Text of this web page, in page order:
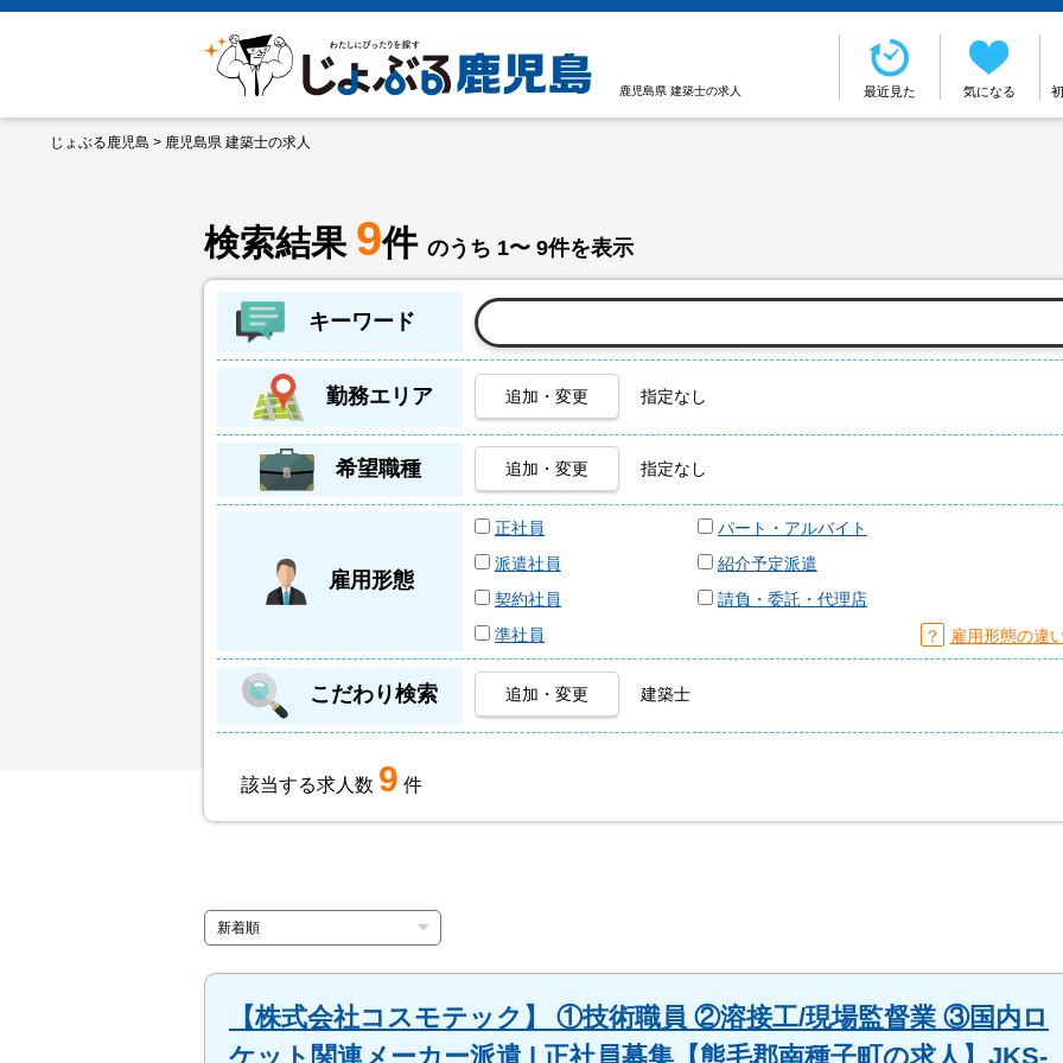
鹿児島県 建築士の求人 最近見た 気になる
じょぶる鹿児島 > 鹿児島県 建築士の求人
検索結果 9件 のうち 1〜 9件を表示
キーワード
勤務エリア 追加・変更 指定なし
希望職種 追加・変更 指定なし
雇用形態
正社員
パート・アルバイト
派遣社員
紹介予定派遣
契約社員
請負・委託・代理店
準社員
？ 雇用形態の違
こだわり検索 追加・変更 建築士
該当する求人数 9 件
【株式会社コスモテック】 ①技術職員 ②溶接工/現場監督業 ③国内ロ
ケット関連メーカー派遣 | 正社員募集【熊毛郡南種子町の求人】JKS-